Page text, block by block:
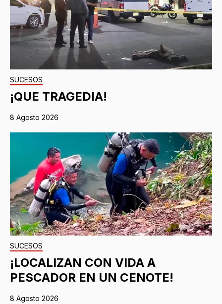
SUCESOS
¡QUE TRAGEDIA!
8 Agosto 2026
SUCESOS
¡LOCALIZAN CON VIDA A
PESCADOR EN UN CENOTE!
8 Agosto 2026